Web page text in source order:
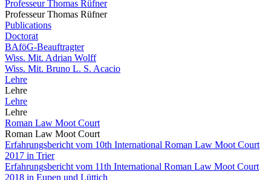
Professeur Thomas Rüfner
Professeur Thomas Rüfner
Publications
Doctorat
BAföG-Beauftragter
Wiss. Mit. Adrian Wolff
Wiss. Mit. Bruno L. S. Acacio
Lehre
Lehre
Lehre
Lehre
Roman Law Moot Court
Roman Law Moot Court
Erfahrungsbericht vom 10th International Roman Law Moot Court
2017 in Trier
Erfahrungsbericht vom 11th International Roman Law Moot Court
2018 in Eupen und Lüttich